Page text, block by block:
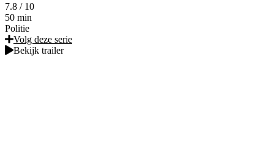
7.8 / 10
50 min
Politie
Volg deze serie
Bekijk trailer